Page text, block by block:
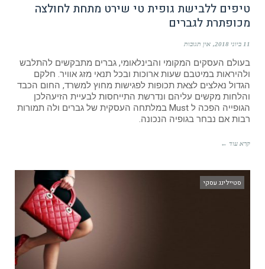
טיפים ללבישת גופית טי שירט מתחת לחולצה
מכופתרת לגברים
11 ביוני 2018 אין תגובות
בעולם העסקים המקומי והבינלאומי, גברים מתבקשים להתלבש
ולהיראות במיטבם שעות ארוכות ובכל תנאי מזג אוויר. חלקם
הגדול נאלצים לצאת תכופות לפגישות מחוץ למשרד, החום הכבד
והלחות מקשים עליהם ונדרשת התייחסות לבעיית הזיעהלכן
הגופייה הפכה ל Must במלתחה העסקית של גברים ולה תמורות
רבות אם נבחר בגופיה הנכונה.
קרא עוד ←
סטיילינג עסקי